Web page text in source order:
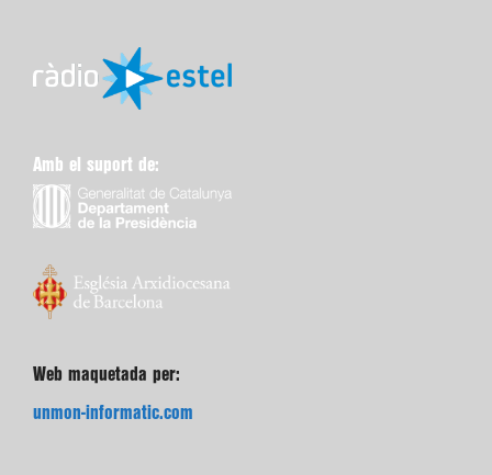
Amb el suport de:
Web maquetada per:
unmon-informatic.com